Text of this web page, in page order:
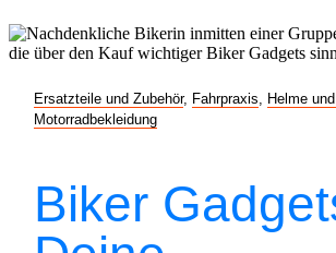
Ersatzteile und Zubehör, Fahrpraxis Helme
Motorradbekleidung
Biker